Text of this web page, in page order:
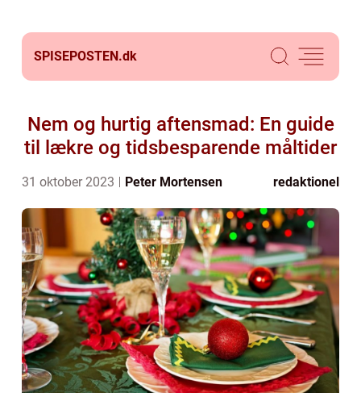
SPISEPOSTEN.dk
Nem og hurtig aftensmad: En guide
til lækre og tidsbesparende måltider
31 oktober 2023 Peter Mortensen redaktionel